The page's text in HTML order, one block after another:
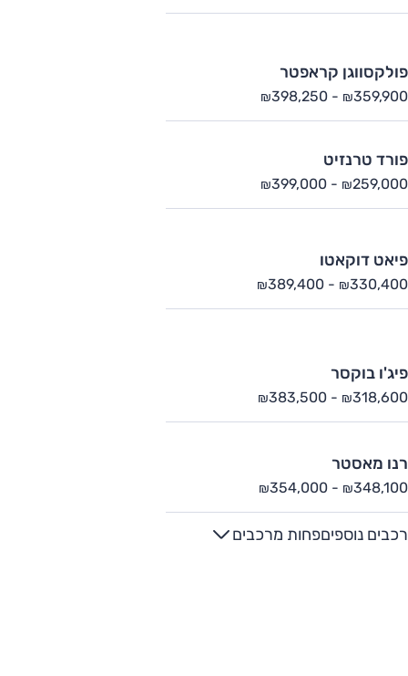
פולקסווגן קראפטר
₪359,900
-
₪398,250
פורד טרנזיט
₪259,000
-
₪399,000
פיאט דוקאטו
₪330,400
-
₪389,400
פיג'ו בוקסר
₪318,600
-
₪383,500
רנו מאסטר
₪348,100
-
₪354,000
רכבים נוספיםפחות מרכבים